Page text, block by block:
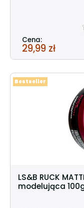
Cena:
29,99 zł
LS&B RUCK
modelująca
Bestseller